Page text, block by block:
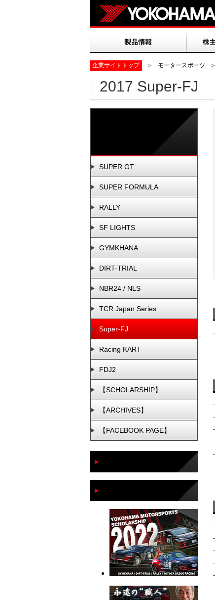
企業サイトトップ ＞ モータースポーツ ＞
2017 Super-FJ
SUPER GT
SUPER FORMULA
RALLY
SF LIGHTS
GYMKHANA
DIRT-TRIAL
NBR24 / NLS
TCR Japan Series
Super-FJ
Racing KART
FDJ2
【SCHOLARSHIP】
【ARCHIVES】
【FACEBOOK PAGE】